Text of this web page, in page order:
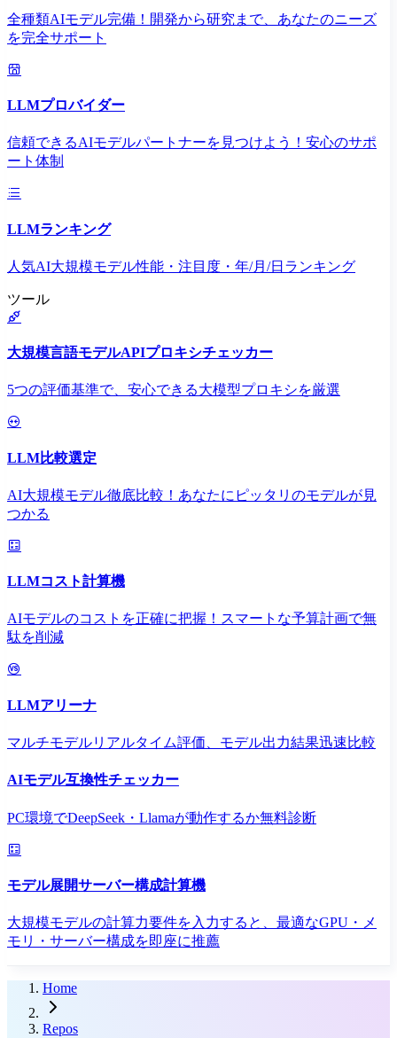
全種類AIモデル完備！開発から研究まで、あなたのニーズ
を完全サポート
LLMプロバイダー
信頼できるAIモデルパートナーを見つけよう！安心のサポ
ート体制
LLMランキング
人気AI大規模モデル性能・注目度・年/月/日ランキング
ツール
大規模言語モデルAPIプロキシチェッカー
5つの評価基準で、安心できる大模型プロキシを厳選
LLM比較選定
AI大規模モデル徹底比較！あなたにピッタリのモデルが見
つかる
LLMコスト計算機
AIモデルのコストを正確に把握！スマートな予算計画で無
駄を削減
LLMアリーナ
マルチモデルリアルタイム評価、モデル出力結果迅速比較
AIモデル互換性チェッカー
PC環境でDeepSeek・Llamaが動作するか無料診断
モデル展開サーバー構成計算機
大規模モデルの計算力要件を入力すると、最適なGPU・メ
モリ・サーバー構成を即座に推薦
Home
Repos